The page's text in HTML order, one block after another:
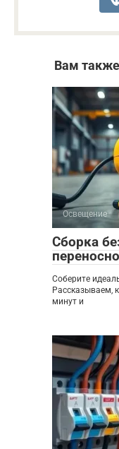
Вам
Освещение
Сборка
Соберите
Рассказываем,
минут и